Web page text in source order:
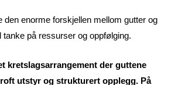
den enorme forskjellen mellom gutter og
tanke på ressurser og oppfølging.
kretslagsarrangement der guttene
utstyr og strukturert opplegg. På